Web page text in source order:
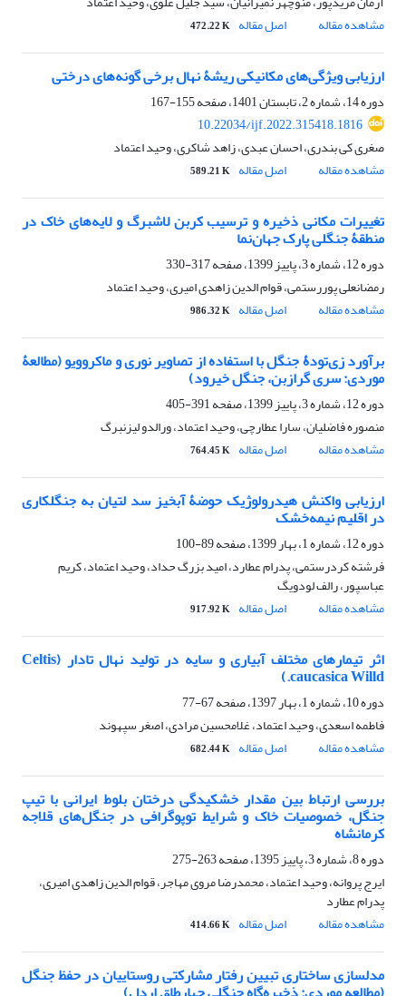
مشاهده مقاله
اصل مقاله 472.22 K
ارزیابی ویژگی‌های مکانیکی ریشۀ نهال برخی گونه‌های درختی
دوره 14، شماره 2، تابستان 1401، صفحه
155-167
10.22034/ijf.2022.315418.1816
صغری کی بندری، احسان عبدی، زاهد شاکری، وحید اعتماد
مشاهده مقاله
اصل مقاله 589.21 K
تغییرات مکانی ذخیره و ترسیب کربن لاشبرگ و لایه‌های خاک در
منطقۀ جنگلی پارک جهان‌نما
دوره 12، شماره 3، پاییز 1399، صفحه
317-330
رمضانعلی پوررستمی، قوام الدین زاهدی امیری، وحید اعتماد
مشاهده مقاله
اصل مقاله 986.32 K
برآورد زی‌تودۀ جنگل با استفاده از تصاویر نوری و ماکروویو (مطالعۀ
موردی: سری گرازبن، جنگل خیرود)
دوره 12، شماره 3، پاییز 1399، صفحه
391-405
منصوره فاضلیان، سارا عطارچی، وحید اعتماد، ورالدو لیزنبرگ
مشاهده مقاله
اصل مقاله 764.45 K
ارزیابی واکنش هیدرولوژیک حوضۀ آبخیز سد لتیان به جنگلکاری
در اقلیم نیمه‌خشک
دوره 12، شماره 1، بهار 1399، صفحه
89-100
فرشته کردرستمی، پدرام عطارد، امید بزرگ حداد، وحید اعتماد، کریم
عباسپور، رالف لودویگ
مشاهده مقاله
اصل مقاله 917.92 K
اثر تیمارهای مختلف آبیاری و سایه در تولید نهال تادار (Celtis
caucasica Willd.)
دوره 10، شماره 1، بهار 1397، صفحه
67-77
فاطمه اسعدی، وحید اعتماد، غلامحسین مرادی، اصغر سپهوند
مشاهده مقاله
اصل مقاله 682.44 K
بررسی ارتباط بین مقدار خشکیدگی درختان بلوط ایرانی با تیپ
جنگل، خصوصیات خاک و شرایط توپوگرافی در جنگل‌های قلاجه
کرمانشاه
دوره 8، شماره 3، پاییز 1395، صفحه
263-275
ایرج پروانه، وحید اعتماد، محمدرضا مروی مهاجر، قوام الدین زاهدی امیری،
پدرام عطارد
مشاهده مقاله
اصل مقاله 414.66 K
مدلسازی ساختاری تبیین رفتار مشارکتی روستاییان در حفظ جنگل